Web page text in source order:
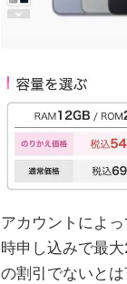
アカウントによ
時申し込みで最
の割引でないと